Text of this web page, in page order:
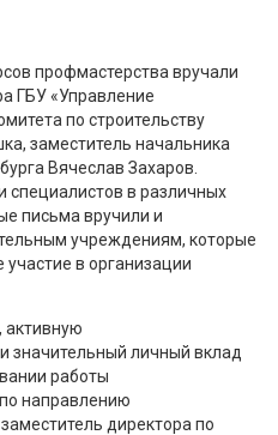
профмастерства вручали
ГБУ «Управление
по строительству
заместитель начальника
Вячеслав Захаров.
специалистов в различных
письма вручили и
учреждениям, которые
в организации
активную
значительный личный вклад
работы
направлению
директора по